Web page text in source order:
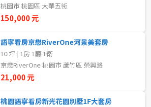
3房
桃園市 桃園區 大華五街
150,000 元
語寧看房京懋RiverOne河景美套房
10 坪 | 1房 1廳 1衛
京懋RiverOne 桃園市 蘆竹區 榮興路
21,000 元
桃園語寧看房新光花園別墅1F大套房